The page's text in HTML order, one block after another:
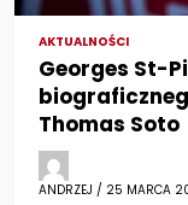
AKTUALNOŚCI
Georges St-
Thomas Soto
ANDRZEJ / 25 MARCA